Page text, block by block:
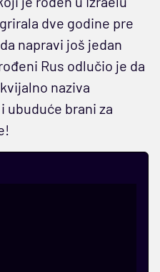
dve godine pre
napravi još jedan
Rus odlučio je da
naziva
ubuduće brani za